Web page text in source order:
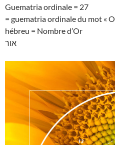
Guematria ordinale = 27
= guematria ordinale du mot «
hébreu = Nombre d’Or
אור